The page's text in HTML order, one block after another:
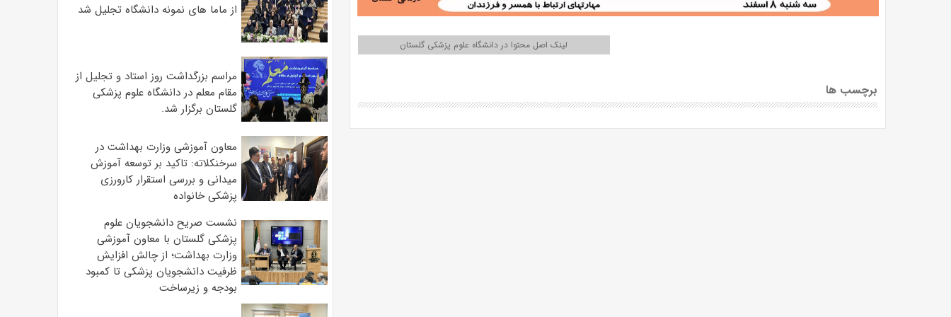
لینک اصل محتوا در دانشگاه علوم پزشکی گلستان
برچسب ها
از ماما های نمونه دانشگاه تجلیل شد
مراسم بزرگداشت روز استاد و تجلیل از
مقام معلم در دانشگاه علوم پزشکی
گلستان برگزار شد.‌
معاون آموزشی وزارت بهداشت در
سرخنکلاته: تاکید بر توسعه آموزش
میدانی و بررسی استقرار کارورزی
پزشکی ‌خانواده
نشست صریح دانشجویان علوم
پزشکی گلستان با معاون آموزشی
وزارت بهداشت؛ از چالش افزایش
ظرفیت دانشجویان ‌پزشکی تا کمبود
بودجه و زیرساخت